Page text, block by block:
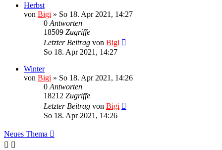
Herbst
von Bigi » So 18. Apr 2021, 14:27
0 Antworten
18509 Zugriffe
Letzter Beitrag von Bigi
So 18. Apr 2021, 14:27
Winter
von Bigi » So 18. Apr 2021, 14:26
0 Antworten
18212 Zugriffe
Letzter Beitrag von Bigi
So 18. Apr 2021, 14:26
Neues Thema